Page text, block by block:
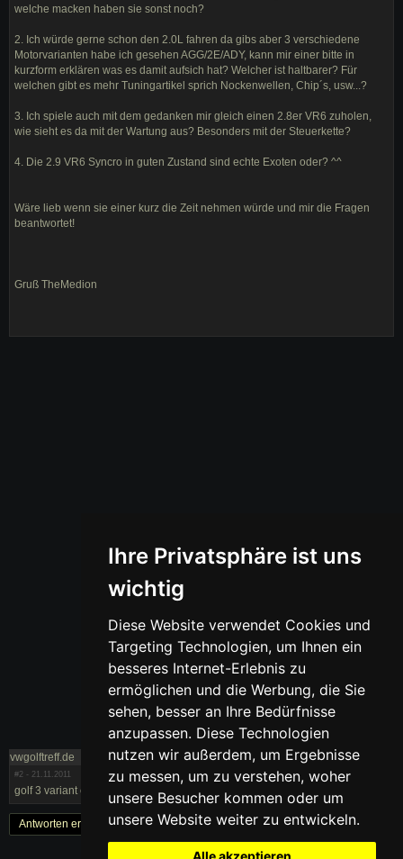
Ihre Privatsphäre ist uns
wichtig
Diese Website verwendet Cookies und
Targeting Technologien, um Ihnen ein
besseres Internet-Erlebnis zu
ermöglichen und die Werbung, die Sie
sehen, besser an Ihre Bedürfnisse
anzupassen. Diese Technologien
nutzen wir außerdem, um Ergebnisse
zu messen, um zu verstehen, woher
unsere Besucher kommen oder um
unsere Website weiter zu entwickeln.
Alle akzeptieren
welche macken haben sie sonst noch?
2. Ich würde gerne schon den 2.0L fahren da gibs aber 3 verschiedene
Motorvarianten habe ich gesehen AGG/2E/ADY, kann mir einer bitte in
kurzform erklären was es damit aufsich hat? Welcher ist haltbarer? Für
welchen gibt es mehr Tuningartikel sprich Nockenwellen, Chip´s, usw...?
3. Ich spiele auch mit dem gedanken mir gleich einen 2.8er VR6 zuholen,
wie sieht es da mit der Wartung aus? Besonders mit der Steuerkette?
4. Die 2.9 VR6 Syncro in guten Zustand sind echte Exoten oder? ^^
Wäre lieb wenn sie einer kurz die Zeit nehmen würde und mir die Fragen
beantwortet!
Gruß TheMedion
vwgolftreff.de
#2 - 21.11.2011
golf 3 variant empfelung
« Zurück 1 Weiter »
Antworten erstellen